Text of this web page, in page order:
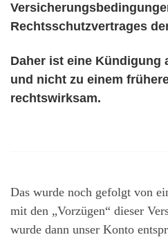
Rechtsschutzvertrages
Daher ist eine Kündigung
und nicht zu einem
rechtswirksam.
Das wurde noch gefolgt von
mit den „Vorzügen“ dieser
wurde dann unser Konto